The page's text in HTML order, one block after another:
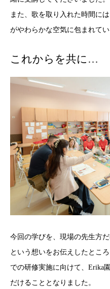
また、歌を取り入れた時間に
がやわらかな空気に包まれてい
これからを共に…
今回の学びを、現場の先生方
という想いをお伝えしたとこ
での研修実施に向けて、Erika
だけることとなりました。